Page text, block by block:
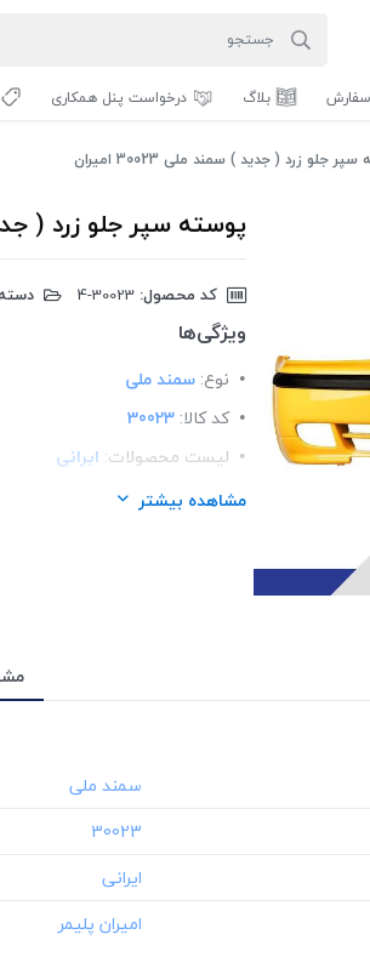
بلاگ درخواست پنل همکاری
جلو زرد ( جدید ) سمند ملی 30023 امیران
پوسته سپر جلو زرد ( جدید )
کد محصول:
ویژگی‌ها
نوع: سمند ملی
کد کالا: 30023
لیست محصولات: ایرانی
برند:امیران پلیمر
مشاهده بیشتر
‎30023